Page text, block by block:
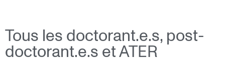
Tous les doctorant.e.s, post-
doctorant.e.s et ATER